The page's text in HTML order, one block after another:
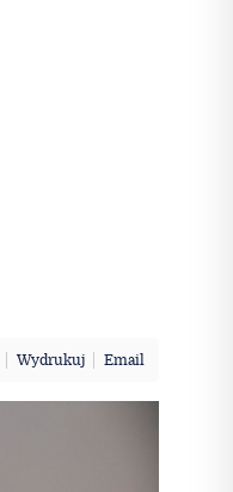
Wydrukuj Email